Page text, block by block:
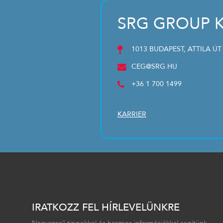
SRG GROUP
1013 BUDAPEST, ATTILA
CEG@SRG.HU
+36 1 700 1499
KARRIER
IRATKOZZ FEL HÍRLEVELÜNKRE